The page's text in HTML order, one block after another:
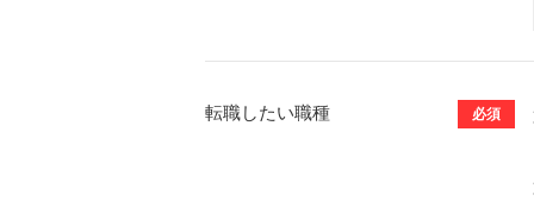
転職したい職種 必須